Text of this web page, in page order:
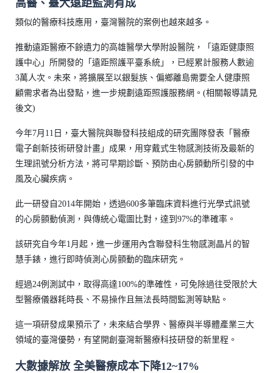
高醫、臺大遠距監測有成
類似的醫療科技應用，臺灣醫院的案例也越來越多。
推動遠距醫療不餘遺力的高雄醫學大學附設醫院，「遠距健康照
護中心」所開發的「遠距照護平臺系統」，已經累計服務人數逾
3萬人次。未來，將擴展至以銀髮族、偏鄉離島需要全人健康照
顧需求者為出發點，進一步規劃遠距照護服務網。(相關報導請見
後文)
今年7月11日，臺大醫院與聯發科技組成的研究團隊發表「醫療
電子創新技術研發計畫」成果，用穿戴式生物感測技術及最新的
生理訊號分析方法，將可早期診斷、預防由心房顫動所引發的中
風及心臟疾病。
此一研發自2014年開始，透過600多筆臨床資料進行光學式訊號
的心房顫動偵測，與傳統心電圖比對，達到97%的準確率。
該研究自今年1月起，進一步運用內含聯發科生物感測晶片的智
慧手錶，進行即時偵測心房顫動的臨床研究。
經過24例測試中，取得高達100%的準確性，可免除過往受限於大
型醫療儀器耗時長、不易操作且無法長時間監測等缺點。
這一項研發成果預示了，未來結合學界、醫療與半導體產業三大
領域的臺灣優勢，有望開創臺灣新醫療科技研發的新里程。
大數據解放 全美醫療成本下降12~17%